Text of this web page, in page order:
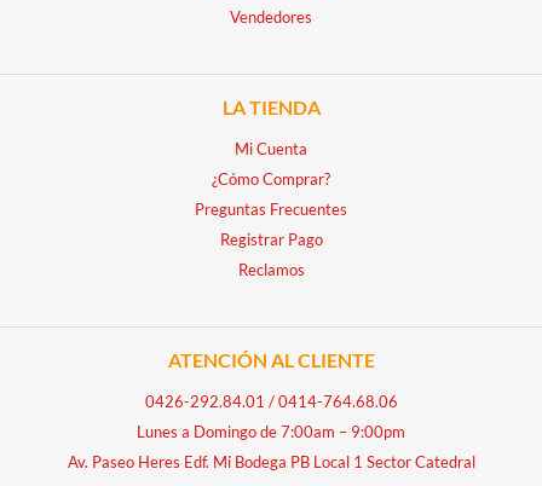
Vendedores
LA TIENDA
Mi Cuenta
¿Cómo Comprar?
Preguntas Frecuentes
Registrar Pago
Reclamos
ATENCIÓN AL CLIENTE
0426-292.84.01 /0414-764.68.06
Lunes a Domingo de 7:00am – 9:00pm
Av. Paseo Heres Edf. Mi Bodega PB Local 1 Sector Catedral